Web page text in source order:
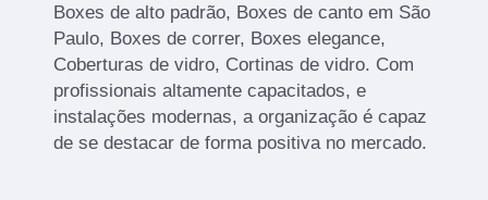
Boxes de alto padrão, Boxes de canto em São
Paulo, Boxes de correr, Boxes elegance,
Coberturas de vidro, Cortinas de vidro. Com
profissionais altamente capacitados, e
instalações modernas, a organização é capaz
de se destacar de forma positiva no mercado.